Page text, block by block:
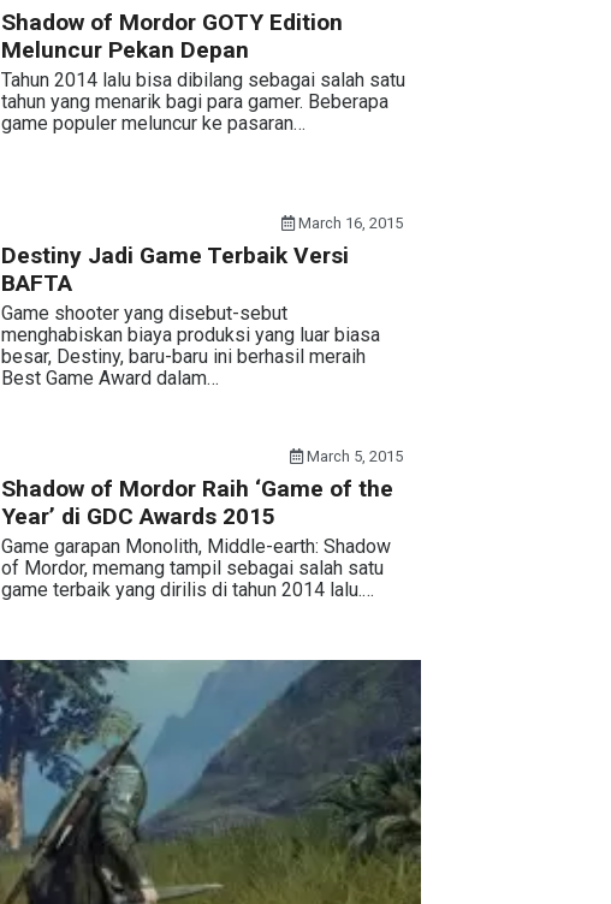
Shadow of Mordor GOTY Edition
Meluncur Pekan Depan
Tahun 2014 lalu bisa dibilang sebagai salah satu
tahun yang menarik bagi para gamer. Beberapa
game populer meluncur ke pasaran…
March 16, 2015
Destiny Jadi Game Terbaik Versi
BAFTA
Game shooter yang disebut-sebut
menghabiskan biaya produksi yang luar biasa
besar, Destiny, baru-baru ini berhasil meraih
Best Game Award dalam…
March 5, 2015
Shadow of Mordor Raih ‘Game of the
Year’ di GDC Awards 2015
Game garapan Monolith, Middle-earth: Shadow
of Mordor, memang tampil sebagai salah satu
game terbaik yang dirilis di tahun 2014 lalu.…